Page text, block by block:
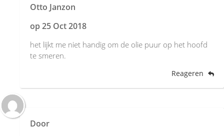
Otto Janzon
op 25 Oct 2018
het lijkt me niet handig om de olie puur op het hoofd
te smeren.
Reageren
Door